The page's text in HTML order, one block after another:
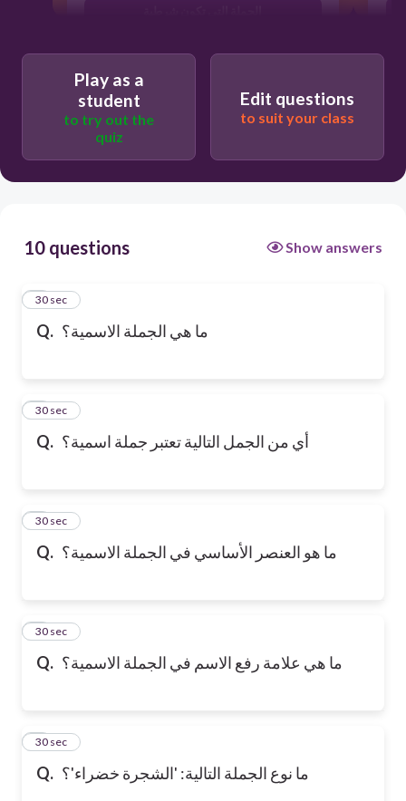
Play as a
student
to try out the
quiz
Edit questions
to suit your class
10 questions Show answers
Q. ما هي الجملة الاسمية؟
1
30 sec
Q. أي من الجمل التالية تعتبر جملة اسمية؟
2
30 sec
Q. ما هو العنصر الأساسي في الجملة الاسمية؟
3
30 sec
Q. ما هي علامة رفع الاسم في الجملة الاسمية؟
4
30 sec
Q. ما نوع الجملة التالية: 'الشجرة خضراء'؟
5
30 sec